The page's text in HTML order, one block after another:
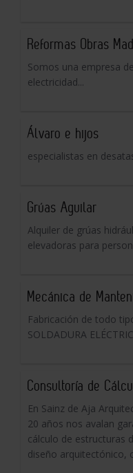
Reformas Obras
Somos una empresa
electricidad...
Álvaro e hijos
especialistas en
Grúas Aguilar
Alquiler de grúas
elevadoras para
Mecánica de
Fabricación de todo
SOLDADURA
Consultoría de
En Sainz de Aja
20 años nos avalan
cálculo de estructuras
diseño arquitectónico,